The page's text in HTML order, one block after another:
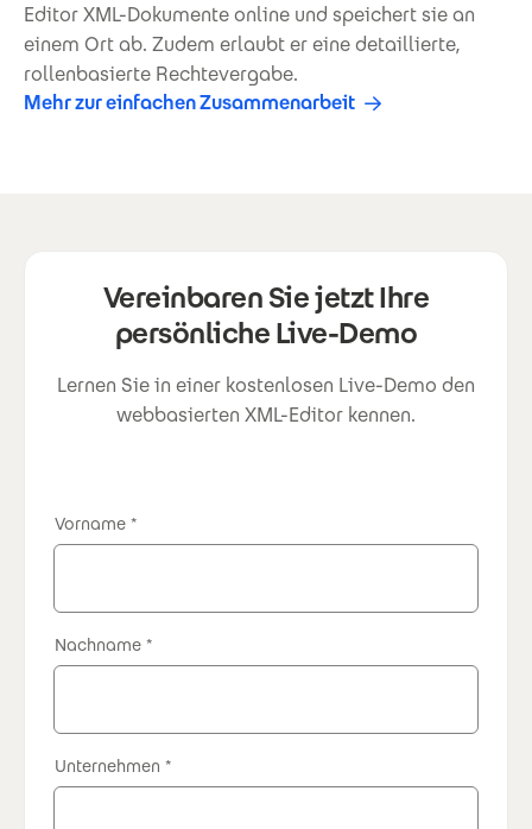
Editor XML-Dokumente online und speichert sie an
einem Ort ab. Zudem erlaubt er eine detaillierte,
rollenbasierte Rechtevergabe.
Mehr zur einfachen Zusammenarbeit
Vereinbaren Sie jetzt Ihre
persönliche Live-Demo
Lernen Sie in einer kostenlosen Live-Demo den
webbasierten XML-Editor kennen.
Vorname
Nachname
Unternehmen